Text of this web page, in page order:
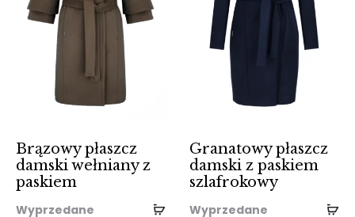
Brązowy płaszcz
damski wełniany z
paskiem
Wyprzedane
Granatowy płaszcz
damski z paskiem
szlafrokowy
Wyprzedane